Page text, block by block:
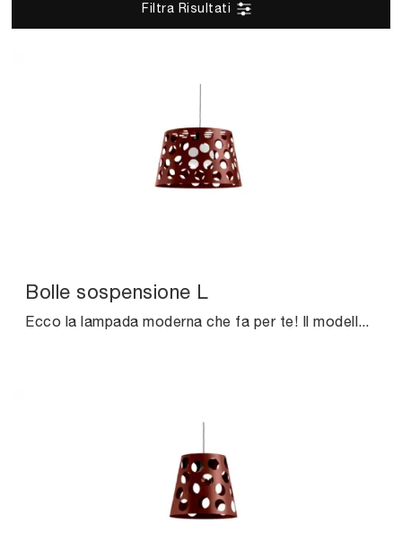
Filtra Risultati
Bolle sospensione L
Ecco la lampada moderna che fa per te! Il modello Bolle sospensione L è una tra le nostre lampade a sospensione di Midj.